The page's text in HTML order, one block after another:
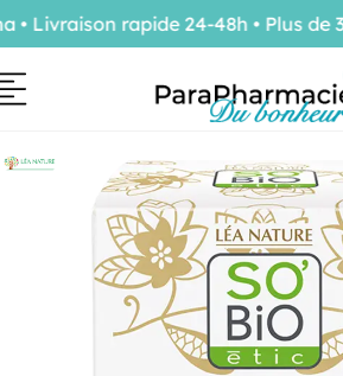
rapide 24-48h • Plus de